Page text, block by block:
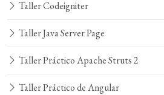
Taller Codeigniter
Taller Java Server Page
Taller Práctico Apache Struts 2
Taller Práctico de Angular